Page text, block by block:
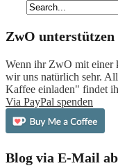
ZwO unterstützen
Wenn ihr ZwO mit einer
wir uns natürlich sehr.
Kaffee einladen" findet
Via PayPal spenden
Blog via E-Mail